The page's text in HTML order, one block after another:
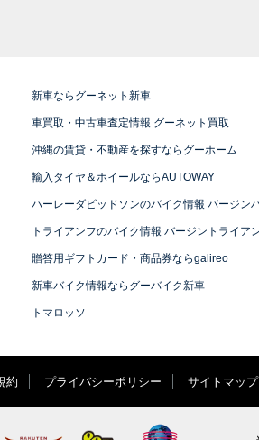
新車ならグーネット新車
車買取・中古車査定情報 グーネット買取
沖縄の賃貸・不動産を探すならグーホーム
輸入タイヤ＆ホイールならAUTOWAY
ハーレーダビッドソンのバイク情報 バージン
トライアンフのバイク情報 バージントライア
贈答用ギフトカード・商品券ならgalireo
新車バイク情報ならグーバイク新車
トマロッソ
約 プライバシーポリシー サイトマップ